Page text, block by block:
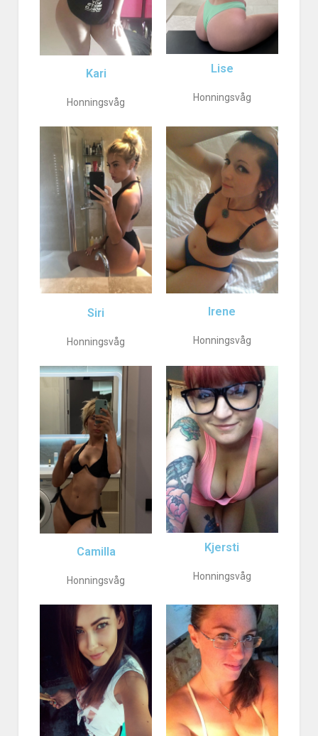
Kari
Honningsvåg
Lise
Honningsvåg
Siri
Honningsvåg
Irene
Honningsvåg
Camilla
Honningsvåg
Kjersti
Honningsvåg